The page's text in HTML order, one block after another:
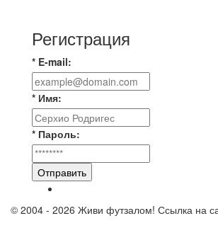
Регистрация
* E-mail:
* Имя:
* Пароль:
Отправить
© 2004 - 2026 Живи футзалом! Ссылка на